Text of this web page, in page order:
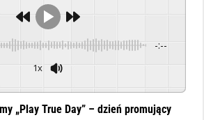
-:--
1x
„Play True Day” – dzień promujący